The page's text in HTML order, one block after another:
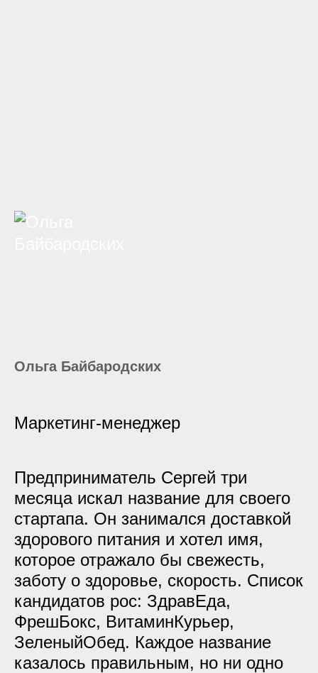
Ольга Байбародских
Маркетинг-менеджер
Предприниматель Сергей три
месяца искал название для своего
стартапа. Он занимался доставкой
здорового питания и хотел имя,
которое отражало бы свежесть,
заботу о здоровье, скорость. Список
кандидатов рос: ЗдравЕда,
ФрешБокс, ВитаминКурьер,
ЗеленыйОбед. Каждое название
казалось правильным, но ни одно